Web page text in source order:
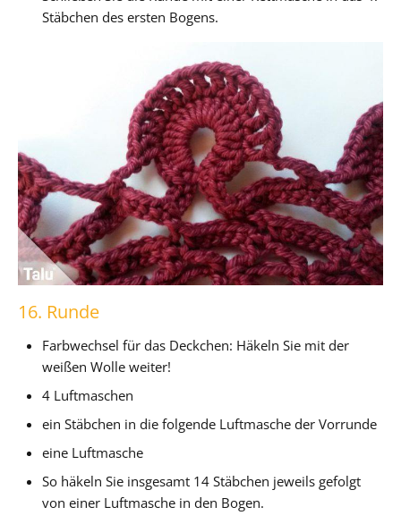
Stäbchen des ersten Bogens.
16. Runde
Farbwechsel für das Deckchen: Häkeln Sie mit der
weißen Wolle weiter!
4 Luftmaschen
ein Stäbchen in die folgende Luftmasche der Vorrunde
eine Luftmasche
So häkeln Sie insgesamt 14 Stäbchen jeweils gefolgt
von einer Luftmasche in den Bogen.